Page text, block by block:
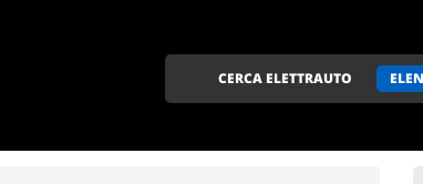
CERCA ELETTRAUTO